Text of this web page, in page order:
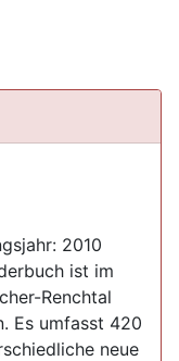
2010
ist im
Renchtal
Es umfasst 420
neue